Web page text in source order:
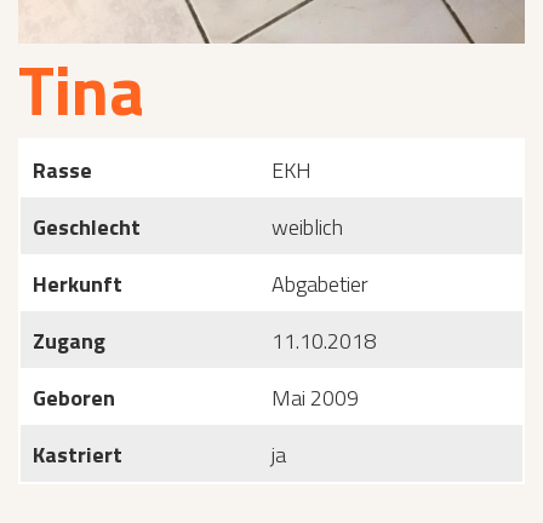
Tina
Rasse
EKH
Geschlecht
weiblich
Herkunft
Abgabetier
Zugang
11.10.2018
Geboren
Mai 2009
Kastriert
ja